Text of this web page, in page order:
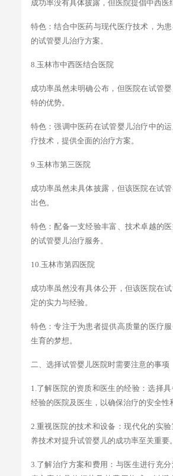
成功率没有具体披露，但医院提倡中西医
特色：结合中医药与现代医疗技术，为
的试管婴儿治疗方案。
8.玉林市中西医结合医院
成功率虽然未明确公布，但医院在试管
特的优势。
特色：强调中医药在试管婴儿治疗中的
疗技术，提供全面的治疗方案。
9.玉林市第三医院
成功率虽然未具体披露，但该医院在试
出色。
特色：配备一支经验丰富、技术卓越的
的试管婴儿治疗服务。
10.玉林市第四医院
成功率虽然没有具体公开，但该医院在
定的实力与经验。
特色：专注于为患者提供高质量的医疗
生育的梦想。
二、选择试管婴儿医院时需要注意的事项
1.了解医院的资质和医生的经验：选择
经验的医院及医生，以确保治疗的安全性
2.重视医院的技术和设备：现代化的实
养技术对提升试管婴儿的成功率至关重要。
3.了解治疗方案和费用：与医生进行充